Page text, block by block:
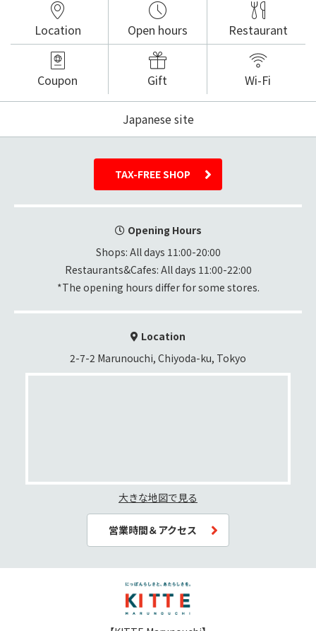
Location Open hours Restaurant
Coupon Gift Wi-Fi
Japanese site
TAX-FREE SHOP
Opening Hours
Shops: All days 11:00-20:00
Restaurants&Cafes: All days 11:00-22:00
*The opening hours differ for some stores.
Location
2-7-2 Marunouchi, Chiyoda-ku, Tokyo
大きな地図で見る
営業時間＆アクセス